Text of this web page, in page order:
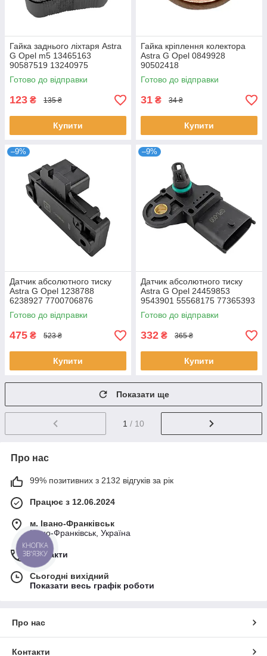
Гайка заднього ліхтаря Astra
G Opel m5 13465163
90587519 13240975
24424603 1223954
Готово до відправки
123 ₴ 135 ₴
Купити
Гайка кріплення колектора
Astra G Opel 0849928
90502418
Готово до відправки
31 ₴ 34 ₴
Купити
–9%
Датчик абсолютного тиску
Astra G Opel 1238788
6238927 7700706876
5992408 7696064
Готово до відправки
475 ₴ 523 ₴
Купити
–9%
Датчик абсолютного тиску
Astra G Opel 24459853
9543901 55568175 77365393
504088431 504245257
55206797
Готово до відправки
332 ₴ 365 ₴
Купити
Показати ще
1 / 10
Про нас
99% позитивних з 2132 відгуків за рік
Працює з 12.06.2024
м. Івано-Франківськ
Івано-Франківськ, Україна
Контакти
Сьогодні вихідний
Показати весь графік роботи
Про нас
Контакти
КНОПКА
ЗВ'ЯЗКУ